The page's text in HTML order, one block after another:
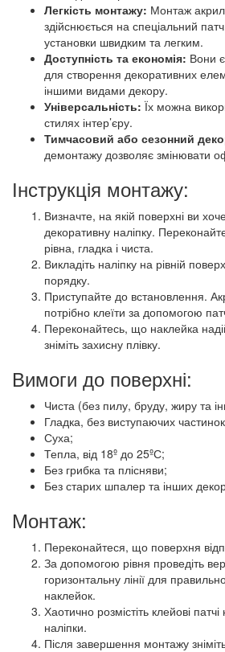
Легкість монтажу: Монтаж
здійснюється на спеціальний
установки швидким та легким.
Доступність та економія: Вони
для створення декоративних
іншими видами декору.
Універсальність: Їх можна
стилях інтер’єру.
Тимчасовий або сезонний
демонтажу дозволяє змінювати
Інструкція монтажу:
Визначте, на якій поверхні ви
декоративну наліпку.
рівна, гладка і чиста.
Викладіть наліпку на рівній
порядку.
Приступайте до встановлення.
потрібно клеїти за допомогою
Переконайтесь, що наклейка
зніміть захисну плівку.
Вимоги до поверхні:
Чиста (без пилу, бруду, жиру та
Гладка, без виступаючих
Суха;
Тепла, від 18º до 25ºС;
Без грибка та плісняви;
Без старих шпалер та інших
Монтаж:
Переконайтеся, що поверхня
За допомогою рівня проведіть
горизонтальну лінії для
наклейок.
Хаотично розмістіть клейові
наліпки.
Після завершення монтажу